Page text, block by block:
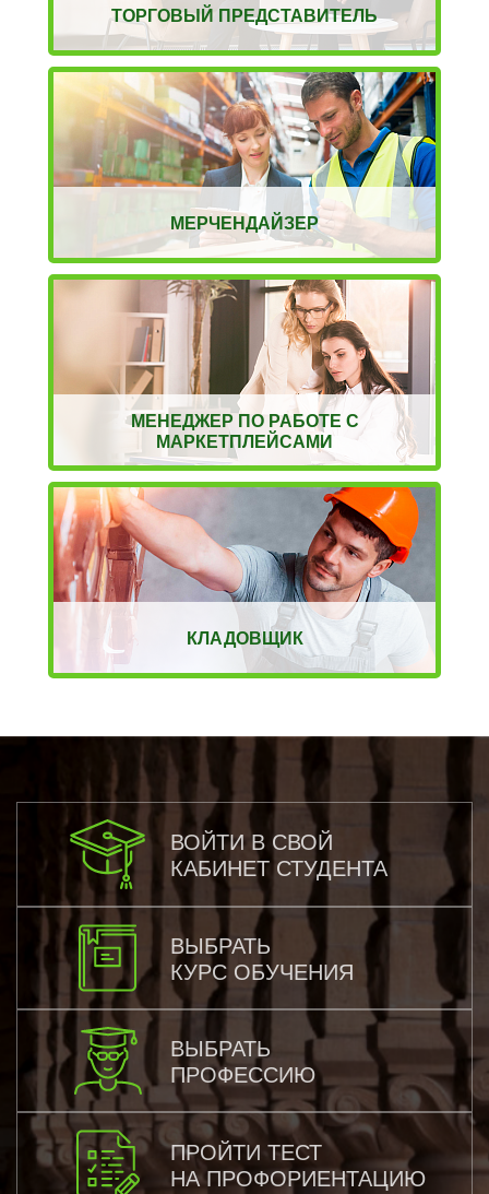
ТОРГОВЫЙ ПРЕДСТАВИТЕЛЬ
МЕРЧЕНДАЙЗЕР
МЕНЕДЖЕР ПО РАБОТЕ С
МАРКЕТПЛЕЙСАМИ
КЛАДОВЩИК
ВОЙТИ В СВОЙ
КАБИНЕТ СТУДЕНТА
ВЫБРАТЬ
КУРС ОБУЧЕНИЯ
ВЫБРАТЬ
ПРОФЕССИЮ
ПРОЙТИ ТЕСТ
НА ПРОФОРИЕНТАЦИЮ